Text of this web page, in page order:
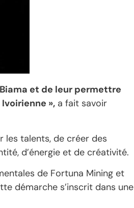
et de leur permettre
», a fait savoir
les talents, de créer des
d’énergie et de créativité.
de Fortuna Mining et
démarche s’inscrit dans une